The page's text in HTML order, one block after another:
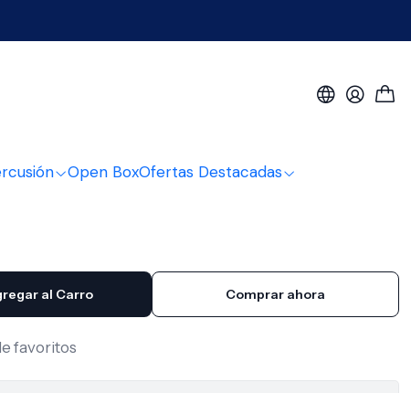
Open BoxOfertas Destacadas
piezas DSM-7A ISK
para bateria 7
al Carro Comprar ahora
favoritos